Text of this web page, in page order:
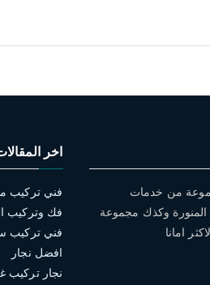
من خدمات
المنورة وكذك مجموعة
امانا
اخر
فك وتركيب
افضل نجار
نجار تركيب